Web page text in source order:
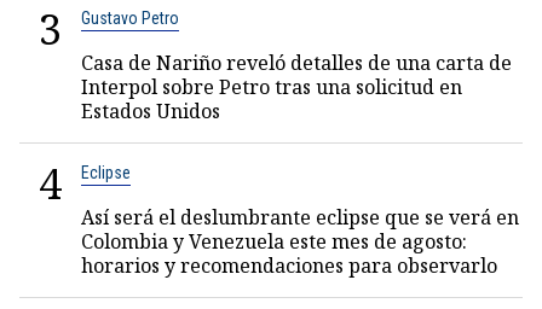
3 Gustavo Petro
Casa de Nariño reveló detalles de una carta de
Interpol sobre Petro tras una solicitud en
Estados Unidos
4 Eclipse
Así será el deslumbrante eclipse que se verá en
Colombia y Venezuela este mes de agosto:
horarios y recomendaciones para observarlo